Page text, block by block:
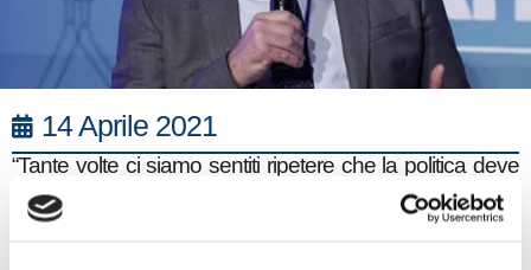
14 Aprile 2021
“Tante volte ci siamo sentiti ripetere che la politica deve
rimanere fuori dall’economia. Negli anni ci hanno fatto
credere che l’autoregolamentazione del sistema